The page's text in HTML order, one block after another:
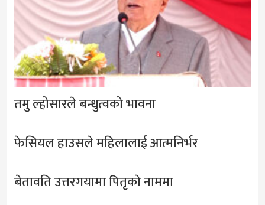
तमु ल्होसारले बन्धुत्वको भावना
फेसियल हाउसले महिलालाई आत्मनिर्भर
बेतावति उत्तरगयामा पितृकाे नाममा